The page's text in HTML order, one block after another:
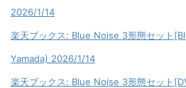
2026/1/14
楽天ブックス: Blue Noise 3形態セット
Yamada) 2026/1/14
楽天ブックス: Blue Noise 3形態セット